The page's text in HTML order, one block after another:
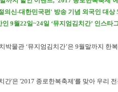
의신-대한민국편' 방송 기념 외국인 대상
인 9월22일~24일 ‘뮤지엄김치간’ 인스타
박물관 ‘뮤지엄김치간’은 9월말까지 한
간'은 '2017 종로한복축제'를 맞아 우리